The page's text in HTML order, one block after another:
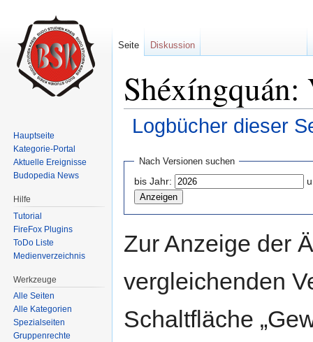
Shéxíngquán:
Logbücher dieser
Nach Versionen suchen
bis Jahr:
Zur Anzeige der
vergleichenden
Schaltfläche
Seite Diskussion
Hauptseite
Kategorie-Portal
Aktuelle Ereignisse
Budopedia News
Hilfe
Tutorial
FireFox Plugins
ToDo Liste
Medienverzeichnis
Werkzeuge
Alle Seiten
Alle Kategorien
Spezialseiten
Gruppenrechte